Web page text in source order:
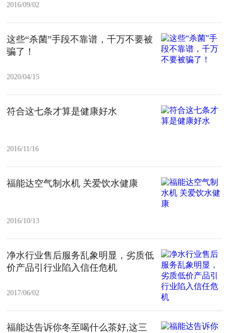
2016/09/02
这些“杀菌”手段不靠谱，千万不要被
骗了！
2020/04/15
符合这七条才算是健康好水
2016/11/16
福能达空气制水机 关爱饮水健康
2016/10/13
净水行业售后服务乱象明显，劣质低
价产品引行业陷入信任危机
2017/06/02
福能达告诉你冬至喝什么茶好,这三